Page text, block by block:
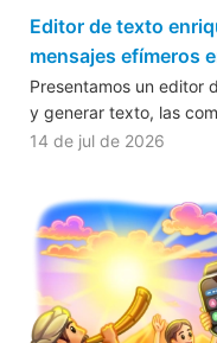
Editor de texto
mensajes efímeros
Presentamos un editor
y generar texto, las
14 de jul de 2026